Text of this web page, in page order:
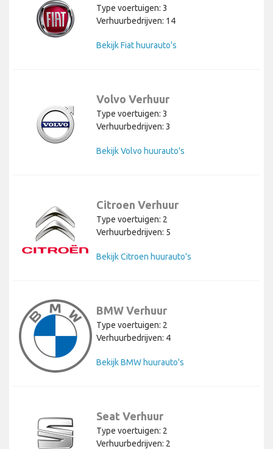
Type voertuigen: 3
Verhuurbedrijven: 14
Bekijk Fiat huurauto's
Volvo Verhuur
Type voertuigen: 3
Verhuurbedrijven: 3
Bekijk Volvo huurauto's
Citroen Verhuur
Type voertuigen: 2
Verhuurbedrijven: 5
Bekijk Citroen huurauto's
BMW Verhuur
Type voertuigen: 2
Verhuurbedrijven: 4
Bekijk BMW huurauto's
Seat Verhuur
Type voertuigen: 2
Verhuurbedrijven: 2